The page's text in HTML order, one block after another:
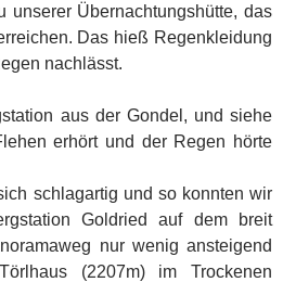
unserer Übernachtungshütte, das
Das hieß Regenkleidung
nachlässt.
aus der Gondel, und siehe
erhört und der Regen hörte
schlagartig und so konnten wir
Goldried auf dem breit
nur wenig ansteigend
(2207m) im Trockenen